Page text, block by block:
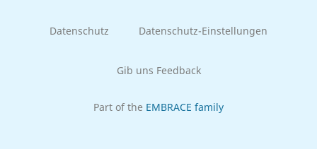
Datenschutz Datenschutz-Einstellungen
Gib uns Feedback
Part of the EMBRACE family